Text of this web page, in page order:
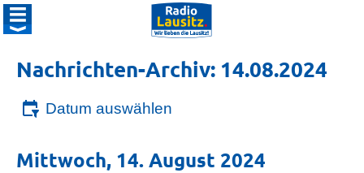
Nachrichten-Archiv: 14.08.2024
Datum auswählen
Mittwoch, 14. August 2024